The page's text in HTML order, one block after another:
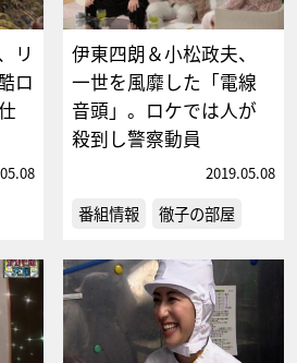
リ
ロ
伊東四朗＆小松政夫、
一世を風靡した「電線
音頭」。ロケでは人が
殺到し警察動員
2019.05.08
番組情報 徹子の部屋